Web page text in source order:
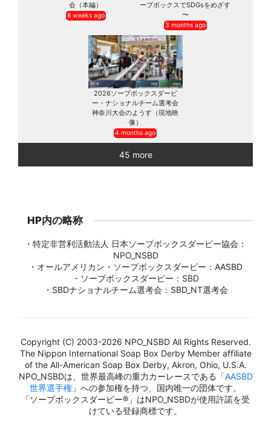
会（本編）
8 weeks ago
ープボックスでSDGsをめざす
〜
3 months ago
2026ソープボックスダービ
ー・ナショナルチーム選考会
神奈川大会のようす（現地映
像）
4 months ago
45 more
HP内の略称
・特定非営利活動法人 日本ソープボックスダービー協会：
NPO_NSBD
・オールアメリカン・ソープボックスダービー：AASBD
・ソープボックスダービー：SBD
・SBDナショナルチーム選考会：SBD_NT選考会
Copyright (C) 2003-2026 NPO_NSBD All Rights Reserved.
The Nippon International Soap Box Derby Member affiliate
of the All-American Soap Box Derby, Akron, Ohio, U.S.A.
NPO_NSBDは、世界最高峰の重力カーレースである「AASBD
世界選手権 」への参加権を持つ、国内唯一の団体です。
「ソープボックスダービー®」はNPO_NSBDが使用許諾を受
けている登録商標です。